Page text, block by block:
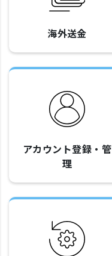
海外送金
アカウント登録・管
理